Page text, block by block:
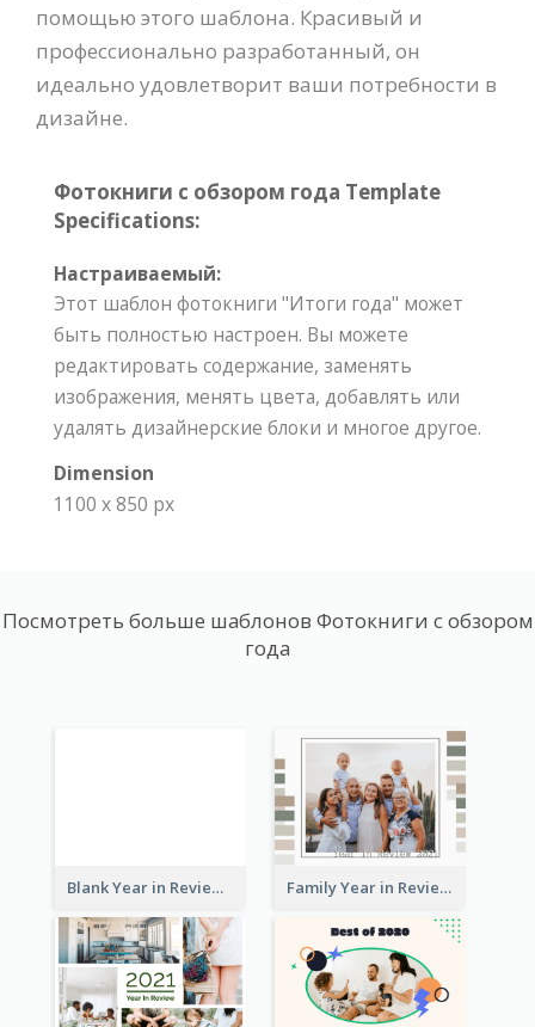
помощью этого шаблона. Красивый и
профессионально разработанный, он
идеально удовлетворит ваши потребности в
дизайне.
Фотокниги с обзором года Template
Specifications:
Настраиваемый:
Этот шаблон фотокниги "Итоги года" может
быть полностью настроен. Вы можете
редактировать содержание, заменять
изображения, менять цвета, добавлять или
удалять дизайнерские блоки и многое другое.
Dimension
1100 x 850 px
Посмотреть больше шаблонов Фотокниги с обзором
года
Blank Year in Review Photo Book Family Year in Review Photo Book